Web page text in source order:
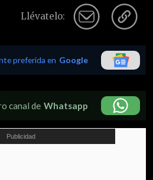
Llévatelo:
preferida en Google
canal de Whatsapp